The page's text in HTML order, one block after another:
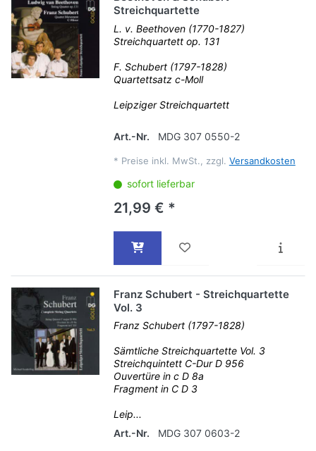
Streichquartette
L. v. Beethoven (1770-1827)
Streichquartett op. 131
F. Schubert (1797-1828)
Quartettsatz c-Moll
Leipziger Streichquartett
Art.-Nr. MDG 307 0550-2
* Preise inkl. MwSt., zzgl. Versandkosten
sofort lieferbar
21,99 € *
Franz Schubert - Streichquartette
Vol. 3
Franz Schubert (1797-1828)
Sämtliche Streichquartette Vol. 3
Streichquintett C-Dur D 956
Ouvertüre in c D 8a
Fragment in C D 3
Leip...
Art.-Nr.
MDG 307 0603-2